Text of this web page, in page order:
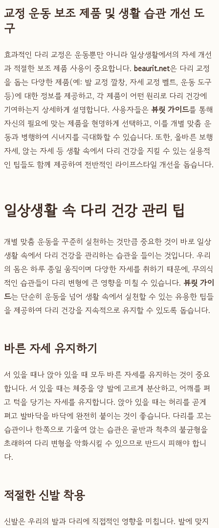
교정 운동 보조 제품 및 생활 습관 개선 도
구
효과적인 다리 교정은 운동뿐만 아니라 일상생활에서의 자세 개선
과 적절한 보조 제품 사용이 중요합니다. beaurit.net은 다리 교정
을 돕는 다양한 제품(예: 발 교정 깔창, 자세 교정 벨트, 운동 도구
등)에 대한 정보를 제공하고, 각 제품이 어떤 원리로 다리 건강에
기여하는지 상세하게 설명합니다. 사용자들은 뷰릿 가이드를 통해
자신의 필요에 맞는 제품을 현명하게 선택하고, 이를 개별 맞춤 운
동과 병행하여 시너지를 극대화할 수 있습니다. 또한, 올바른 보행
자세, 앉는 자세 등 생활 속에서 다리 건강을 지킬 수 있는 실용적
인 팁들도 함께 제공하여 전반적인 라이프스타일 개선을 돕습니다.
일상생활 속 다리 건강 관리 팁
개별 맞춤 운동을 꾸준히 실천하는 것만큼 중요한 것이 바로 일상
생활 속에서 다리 건강을 관리하는 습관을 들이는 것입니다. 우리
의 몸은 하루 종일 움직이며 다양한 자세를 취하기 때문에, 무의식
적인 습관들이 다리 변형에 큰 영향을 미칠 수 있습니다. 뷰릿 가이
드는 단순히 운동을 넘어 생활 속에서 실천할 수 있는 유용한 팁들
을 제공하여 다리 건강을 지속적으로 유지할 수 있도록 돕습니다.
바른 자세 유지하기
서 있을 때나 앉아 있을 때 모두 바른 자세를 유지하는 것이 중요
합니다. 서 있을 때는 체중을 양 발에 고르게 분산하고, 어깨를 펴
고 턱을 당기는 자세를 유지합니다. 앉아 있을 때는 허리를 곧게
펴고 발바닥을 바닥에 완전히 붙이는 것이 좋습니다. 다리를 꼬는
습관이나 한쪽으로 기울여 앉는 습관은 골반과 척추의 불균형을
초래하여 다리 변형을 악화시킬 수 있으므로 반드시 피해야 합니
다.
적절한 신발 착용
신발은 우리의 발과 다리에 직접적인 영향을 미칩니다. 발에 맞지